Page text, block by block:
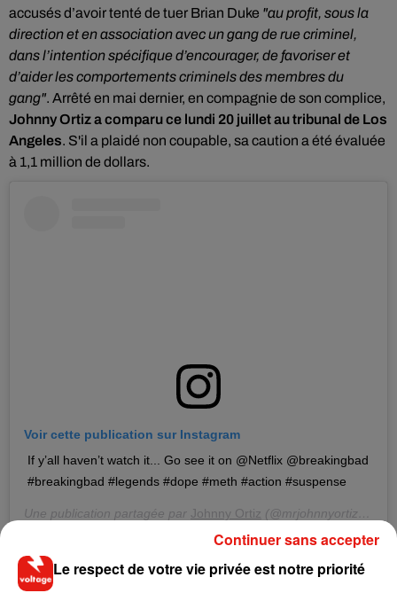
accusés d’avoir tenté de tuer Brian Duke "au profit, sous la
direction et en association avec un gang de rue criminel,
dans l’intention spécifique d’encourager, de favoriser et
d’aider les comportements criminels des membres du
gang". Arrêté en mai dernier, en compagnie de son complice,
Johnny Ortiz a comparu ce lundi 20 juillet au tribunal de Los
Angeles. S'il a plaidé non coupable, sa caution a été évaluée
à 1,1 million de dollars.
Voir cette publication sur Instagram
If y’all haven’t watch it... Go see it on @Netflix @breakingbad
#breakingbad #legends #dope #meth #action #suspense
Une publication partagée par Johnny Ortiz (@mrjohnnyortiz) le
De son côté, la famille de Johnny Ortiz a lancé une cagnotte
sur le site
GoFundMe
dans l’espoir de réunir la somme
Le respect de votre vie privée est notre priorité
Continuer sans accepter